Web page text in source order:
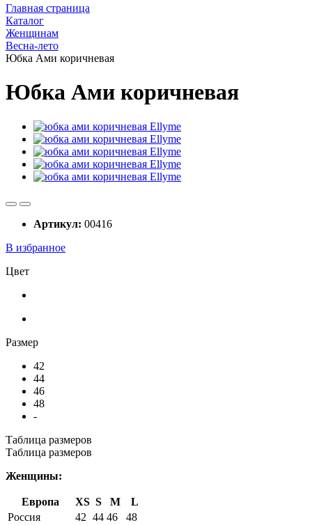
Главная страница
Каталог
Женщинам
Весна-лето
Юбка Ами коричневая
Юбка Ами коричневая
Артикул: 00416
В избранное
Цвет
Размер
42
44
46
48
-
Таблица размеров
Таблица размеров
Женщины:
Европа XS S M
L
Россия
42 44 46
48